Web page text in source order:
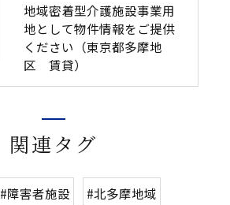
地域密着型介護施設事業用
地として物件情報をご提供
ください（東京都多摩地
区 賃貸）
関連タグ
#障害者施設 #北多摩地域